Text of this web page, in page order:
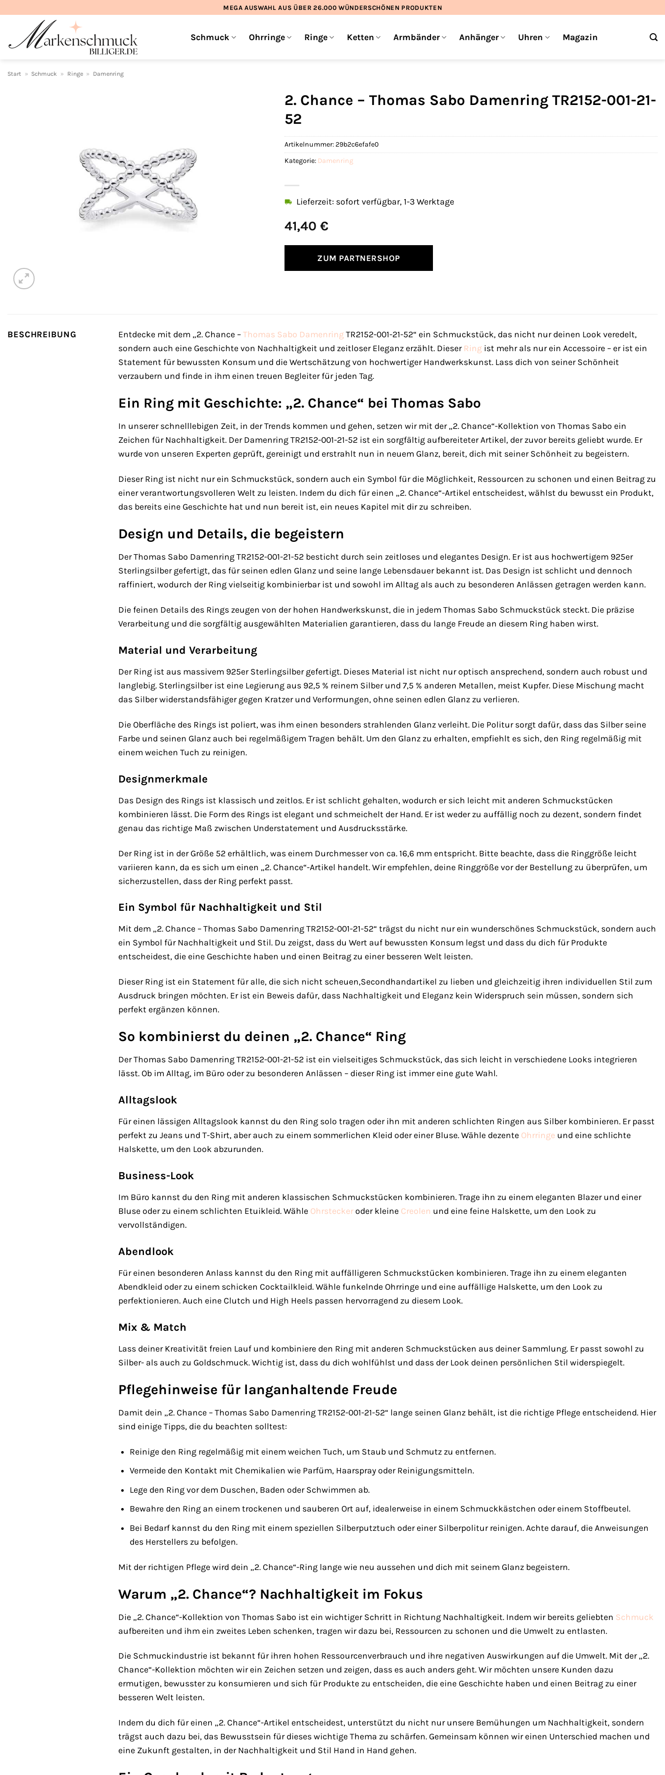
springen
MEGA AUSWAHL AUS ÜBER 26.000 WÜNDERSCHÖNEN PRODUKTEN
Schmuck Ohrringe Ringe Ketten Armbänder Anhänger Uhren Magazin
Start » Schmuck » Ringe » Damenring
2. Chance – Thomas Sabo Damenring TR2152-001-21-
52
41,40 €
Lieferzeit: sofort verfügbar, 1-3 Werktage
ZUM PARTNERSHOP
Artikelnummer:29b2c6efafe0
Kategorie: Damenring
BESCHREIBUNG Entdecke mit dem „2. Chance – Thomas Sabo Damenring TR2152-001-21-52“ ein Schmuckstück, das nicht nur deinen Look veredelt,
sondern auch eine Geschichte von Nachhaltigkeit und zeitloser Eleganz erzählt. Dieser Ring ist mehr als nur ein Accessoire – er ist ein
Statement für bewussten Konsum und die Wertschätzung von hochwertiger Handwerkskunst. Lass dich von seiner Schönheit
verzaubern und finde in ihm einen treuen Begleiter für jeden Tag.
Ein Ring mit Geschichte: „2. Chance“ bei Thomas Sabo
In unserer schnelllebigen Zeit, in der Trends kommen und gehen, setzen wir mit der „2. Chance“-Kollektion von Thomas Sabo ein
Zeichen für Nachhaltigkeit. Der Damenring TR2152-001-21-52 ist ein sorgfältig aufbereiteter Artikel, der zuvor bereits geliebt wurde. Er
wurde von unseren Experten geprüft, gereinigt und erstrahlt nun in neuem Glanz, bereit, dich mit seiner Schönheit zu begeistern.
Dieser Ring ist nicht nur ein Schmuckstück, sondern auch ein Symbol für die Möglichkeit, Ressourcen zu schonen und einen Beitrag zu
einer verantwortungsvolleren Welt zu leisten. Indem du dich für einen „2. Chance“-Artikel entscheidest, wählst du bewusst ein Produkt,
das bereits eine Geschichte hat und nun bereit ist, ein neues Kapitel mit dir zu schreiben.
Design und Details, die begeistern
Der Thomas Sabo Damenring TR2152-001-21-52 besticht durch sein zeitloses und elegantes Design. Er ist aus hochwertigem 925er
Sterlingsilber gefertigt, das für seinen edlen Glanz und seine lange Lebensdauer bekannt ist. Das Design ist schlicht und dennoch
raffiniert, wodurch der Ring vielseitig kombinierbar ist und sowohl im Alltag als auch zu besonderen Anlässen getragen werden kann.
Die feinen Details des Rings zeugen von der hohen Handwerkskunst, die in jedem Thomas Sabo Schmuckstück steckt. Die präzise
Verarbeitung und die sorgfältig ausgewählten Materialien garantieren, dass du lange Freude an diesem Ring haben wirst.
Material und Verarbeitung
Der Ring ist aus massivem 925er Sterlingsilber gefertigt. Dieses Material ist nicht nur optisch ansprechend, sondern auch robust und
langlebig. Sterlingsilber ist eine Legierung aus 92,5 % reinem Silber und 7,5 % anderen Metallen, meist Kupfer. Diese Mischung macht
das Silber widerstandsfähiger gegen Kratzer und Verformungen, ohne seinen edlen Glanz zu verlieren.
Die Oberfläche des Rings ist poliert, was ihm einen besonders strahlenden Glanz verleiht. Die Politur sorgt dafür, dass das Silber seine
Farbe und seinen Glanz auch bei regelmäßigem Tragen behält. Um den Glanz zu erhalten, empfiehlt es sich, den Ring regelmäßig mit
einem weichen Tuch zu reinigen.
Designmerkmale
Das Design des Rings ist klassisch und zeitlos. Er ist schlicht gehalten, wodurch er sich leicht mit anderen Schmuckstücken
kombinieren lässt. Die Form des Rings ist elegant und schmeichelt der Hand. Er ist weder zu auffällig noch zu dezent, sondern findet
genau das richtige Maß zwischen Understatement und Ausdrucksstärke.
Der Ring ist in der Größe 52 erhältlich, was einem Durchmesser von ca. 16,6 mm entspricht. Bitte beachte, dass die Ringgröße leicht
variieren kann, da es sich um einen „2. Chance“-Artikel handelt. Wir empfehlen, deine Ringgröße vor der Bestellung zu überprüfen, um
sicherzustellen, dass der Ring perfekt passt.
Ein Symbol für Nachhaltigkeit und Stil
Mit dem „2. Chance – Thomas Sabo Damenring TR2152-001-21-52“ trägst du nicht nur ein wunderschönes Schmuckstück, sondern auch
ein Symbol für Nachhaltigkeit und Stil. Du zeigst, dass du Wert auf bewussten Konsum legst und dass du dich für Produkte
entscheidest, die eine Geschichte haben und einen Beitrag zu einer besseren Welt leisten.
Dieser Ring ist ein Statement für alle, die sich nicht scheuen,Secondhandartikel zu lieben und gleichzeitig ihren individuellen Stil zum
Ausdruck bringen möchten. Er ist ein Beweis dafür, dass Nachhaltigkeit und Eleganz kein Widerspruch sein müssen, sondern sich
perfekt ergänzen können.
So kombinierst du deinen „2. Chance“ Ring
Der Thomas Sabo Damenring TR2152-001-21-52 ist ein vielseitiges Schmuckstück, das sich leicht in verschiedene Looks integrieren
lässt. Ob im Alltag, im Büro oder zu besonderen Anlässen – dieser Ring ist immer eine gute Wahl.
Alltagslook
Für einen lässigen Alltagslook kannst du den Ring solo tragen oder ihn mit anderen schlichten Ringen aus Silber kombinieren. Er passt
perfekt zu Jeans und T-Shirt, aber auch zu einem sommerlichen Kleid oder einer Bluse. Wähle dezente Ohrringe und eine schlichte
Halskette, um den Look abzurunden.
Business-Look
Im Büro kannst du den Ring mit anderen klassischen Schmuckstücken kombinieren. Trage ihn zu einem eleganten Blazer und einer
Bluse oder zu einem schlichten Etuikleid. Wähle Ohrstecker oder kleine Creolen und eine feine Halskette, um den Look zu
vervollständigen.
Abendlook
Für einen besonderen Anlass kannst du den Ring mit auffälligeren Schmuckstücken kombinieren. Trage ihn zu einem eleganten
Abendkleid oder zu einem schicken Cocktailkleid. Wähle funkelnde Ohrringe und eine auffällige Halskette, um den Look zu
perfektionieren. Auch eine Clutch und High Heels passen hervorragend zu diesem Look.
Mix & Match
Lass deiner Kreativität freien Lauf und kombiniere den Ring mit anderen Schmuckstücken aus deiner Sammlung. Er passt sowohl zu
Silber- als auch zu Goldschmuck. Wichtig ist, dass du dich wohlfühlst und dass der Look deinen persönlichen Stil widerspiegelt.
Pflegehinweise für langanhaltende Freude
Damit dein „2. Chance – Thomas Sabo Damenring TR2152-001-21-52“ lange seinen Glanz behält, ist die richtige Pflege entscheidend. Hier
sind einige Tipps, die du beachten solltest:
Reinige den Ring regelmäßig mit einem weichen Tuch, um Staub und Schmutz zu entfernen.
Vermeide den Kontakt mit Chemikalien wie Parfüm, Haarspray oder Reinigungsmitteln.
Lege den Ring vor dem Duschen, Baden oder Schwimmen ab.
Bewahre den Ring an einem trockenen und sauberen Ort auf, idealerweise in einem Schmuckkästchen oder einem Stoffbeutel.
Bei Bedarf kannst du den Ring mit einem speziellen Silberputztuch oder einer Silberpolitur reinigen. Achte darauf, die Anweisungen
des Herstellers zu befolgen.
Mit der richtigen Pflege wird dein „2. Chance“-Ring lange wie neu aussehen und dich mit seinem Glanz begeistern.
Warum „2. Chance“? Nachhaltigkeit im Fokus
Die „2. Chance“-Kollektion von Thomas Sabo ist ein wichtiger Schritt in Richtung Nachhaltigkeit. Indem wir bereits geliebten Schmuck
aufbereiten und ihm ein zweites Leben schenken, tragen wir dazu bei, Ressourcen zu schonen und die Umwelt zu entlasten.
Die Schmuckindustrie ist bekannt für ihren hohen Ressourcenverbrauch und ihre negativen Auswirkungen auf die Umwelt. Mit der „2.
Chance“-Kollektion möchten wir ein Zeichen setzen und zeigen, dass es auch anders geht. Wir möchten unsere Kunden dazu
ermutigen, bewusster zu konsumieren und sich für Produkte zu entscheiden, die eine Geschichte haben und einen Beitrag zu einer
besseren Welt leisten.
Indem du dich für einen „2. Chance“-Artikel entscheidest, unterstützt du nicht nur unsere Bemühungen um Nachhaltigkeit, sondern
trägst auch dazu bei, das Bewusstsein für dieses wichtige Thema zu schärfen. Gemeinsam können wir einen Unterschied machen und
eine Zukunft gestalten, in der Nachhaltigkeit und Stil Hand in Hand gehen.